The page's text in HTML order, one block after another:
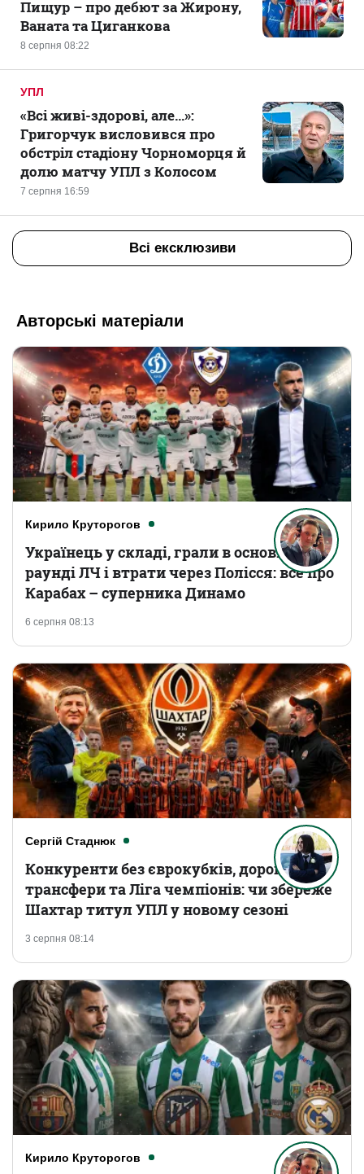
8 серпня 08:22
Пищур – про дебют за Жирону,
Ваната та Циганкова
УПЛ
7 серпня 16:59
«Всі живі-здорові, але...»:
Григорчук висловився про
обстріл стадіону Чорноморця й
долю матчу УПЛ з Колосом
Всі ексклюзиви
Авторські матеріали
Кирило Круторогов
6 серпня 08:13
Українець у складі, грали в основному
раунді ЛЧ і втрати через Полісся: все про
Карабах – суперника Динамо
Сергій Стаднюк
3 серпня 08:14
Конкуренти без єврокубків, дорогі
трансфери та Ліга чемпіонів: чи збереже
Шахтар титул УПЛ у новому сезоні
Кирило Круторогов